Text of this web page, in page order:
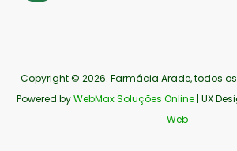
Copyright © 2026. Farmácia Arade, todos
Powered byWebMax Soluções Online | UX
Web